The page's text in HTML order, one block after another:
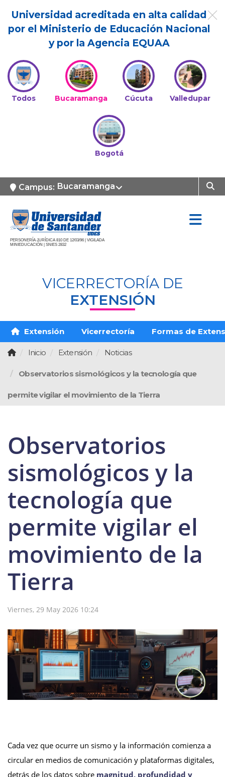
Universidad acreditada en alta calidad
por el Ministerio de Educación Nacional
y por la Agencia EQUAA
Todos Bucaramanga Cúcuta Valledupar
Bogotá
Campus: Bucaramanga
PERSONERÍA JURÍDICA 810 DE 12/03/96 | VIGILADA
MINIEDUCACIÓN | SNIES 2832
VICERRECTORÍA DE
EXTENSIÓN
Extensión Vicerrectoría Formas de
Inicio Extensión Noticias
Observatorios sismológicos y la tecnología que
permite vigilar el movimiento de la Tierra
Observatorios
sismológicos y la
tecnología que
permite vigilar el
movimiento de la
Tierra
Viernes, 29 May 2026 10:24
Cada vez que ocurre un sismo y la información comienza a
circular en medios de comunicación y plataformas digitales,
detrás de los datos sobre magnitud, profundidad y